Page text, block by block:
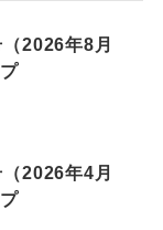
（2026年8月
（2026年4月